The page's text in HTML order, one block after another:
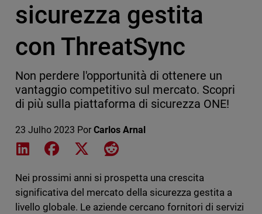
sicurezza gestita
con ThreatSync
Non perdere l'opportunità di ottenere un
vantaggio competitivo sul mercato. Scopri
di più sulla piattaforma di sicurezza ONE!
23 Julho 2023 Por Carlos Arnal
Share on LinkedIn
Share on Facebook
Share on XShare on Reddit
Nei prossimi anni si prospetta una crescita
significativa del mercato della sicurezza gestita a
livello globale. Le aziende cercano fornitori di servizi